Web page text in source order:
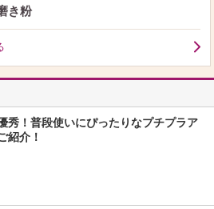
き粉
秀！普段使いにぴったりなプチプラア
紹介！